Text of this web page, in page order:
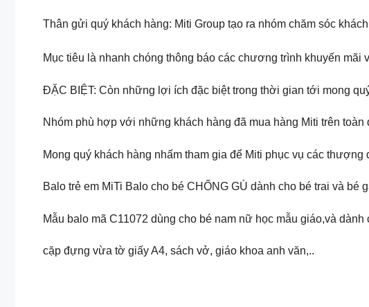
Thân gửi quý khách hàng: Miti Group tạo ra nhóm chăm sóc
Mục tiêu là nhanh chóng thông báo các chương trình khuyến
ĐẶC BIỆT: Còn những lợi ích đặc biệt trong thời gian tới mong
Nhóm phù hợp với những khách hàng đã mua hàng Miti trên toàn
Mong quý khách hàng nhấm tham gia để Miti phục vụ các
Balo trẻ em MiTi Balo cho bé CHỐNG GÙ dành cho bé trai và bé
Mẫu balo mã C11072 dùng cho bé nam nữ học mẫu giáo,và
cặp đựng vừa tờ giấy A4, sách vở, giáo khoa anh văn,..